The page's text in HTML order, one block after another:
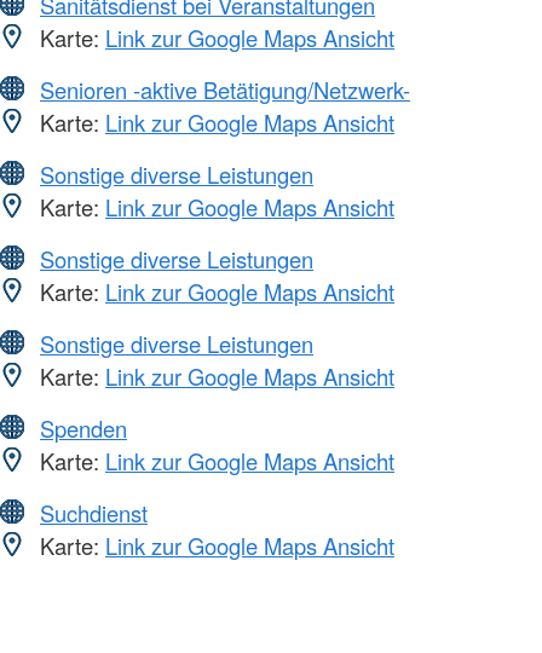
Karte: Link zur Google Maps Ansicht
Senioren -aktive Betätigung/Netzwerk-
Karte: Link zur Google Maps Ansicht
Sonstige diverse Leistungen
Karte: Link zur Google Maps Ansicht
Sonstige diverse Leistungen
Karte: Link zur Google Maps Ansicht
Sonstige diverse Leistungen
Karte: Link zur Google Maps Ansicht
Spenden
Karte: Link zur Google Maps Ansicht
Suchdienst
Karte: Link zur Google Maps Ansicht